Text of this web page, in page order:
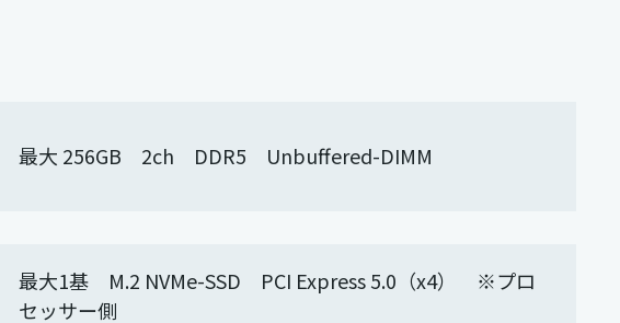
最大 256GB 2ch DDR5 Unbuffered-DIMM
最大1基 M.2 NVMe-SSD PCI Express 5.0（x4） ※プロ
セッサー側